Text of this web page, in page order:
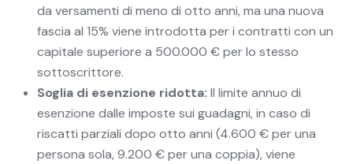
da versamenti di meno di otto anni, ma una nuova
fascia al 15% viene introdotta per i contratti con un
capitale superiore a 500.000 € per lo stesso
sottoscrittore.
Soglia di esenzione ridotta: Il limite annuo di
esenzione dalle imposte sui guadagni, in caso di
riscatti parziali dopo otto anni (4.600 € per una
persona sola, 9.200 € per una coppia), viene